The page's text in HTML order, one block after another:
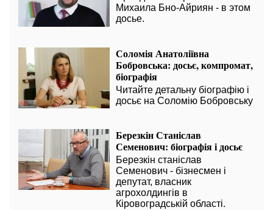
Михаила Бно-Айриян - в этом
досье.
Соломія Анатоліївна
Бобровська: досьє, компромат,
біографія
Читайте детальну біографію і
досьє на Соломію Бобровську
Березкін Станіслав
Семенович: біографія і досьє
Березкін станіслав
Семенович - бізнесмен і
депутат, власник
агрохолдингів в
Кіровоградській області.